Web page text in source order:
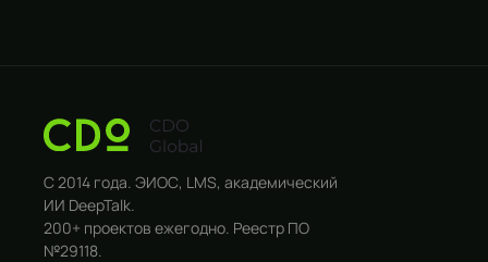
С 2014 года. ЭИОС, LMS, академический
ИИ DeepTalk.
200+ проектов ежегодно. Реестр ПО
№29118.